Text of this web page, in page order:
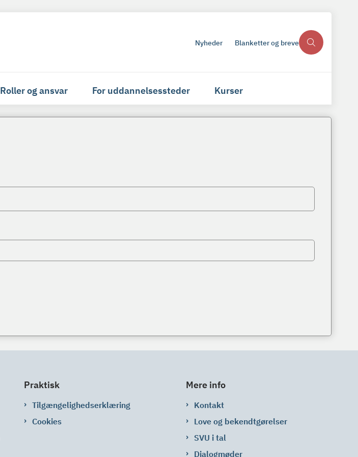
Nyheder Blanketter og breve
Roller og ansvar For uddannelsessteder Kurser
Praktisk
Tilgængelighedserklæring
Cookies
Mere info
Kontakt
Love og bekendtgørelser
SVU i tal
Dialogmøder